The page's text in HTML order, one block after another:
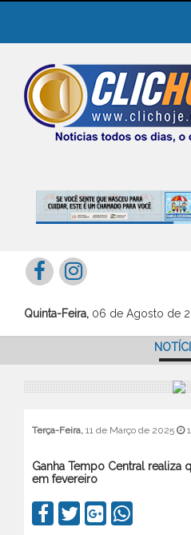
Quinta-Feira, 06 de Agosto de
Terça-Feira, 11 de Março de 2025
Ganha Tempo Central realiza
em fevereiro